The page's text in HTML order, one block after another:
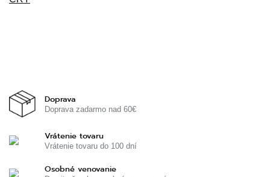
Doprava
Doprava zadarmo nad 60€
Vrátenie tovaru
Vrátenie tovaru do 100 dní
Osobné venovanie